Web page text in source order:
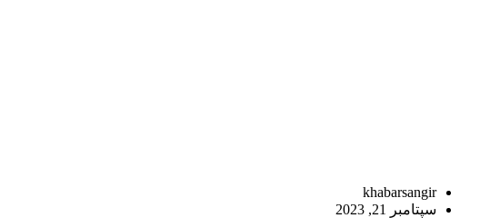
khabarsangir
سپتامبر 21, 2023